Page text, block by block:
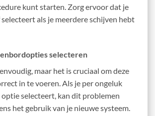
kunt starten. Zorg ervoor dat je
als je meerdere schijven hebt
selecteren
maar het is cruciaal om deze
in te voeren. Als je per ongeluk
optie selecteert, kan dit problemen
het gebruik van je nieuwe systeem.